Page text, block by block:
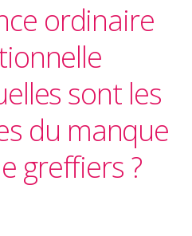
ordinaire
sont les
du manque
greffiers ?